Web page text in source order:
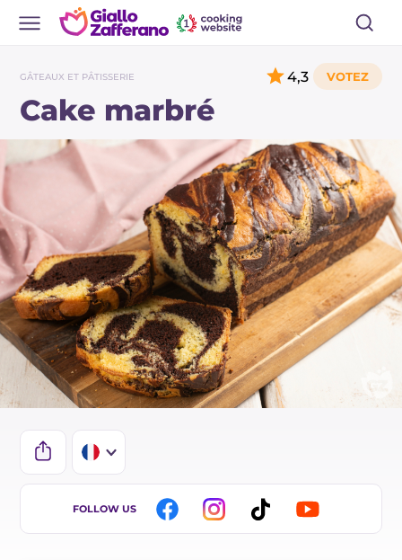
GÂTEAUX ET PÂTISSERIE
Cake marbré
4,3
IT
FOLLOW US